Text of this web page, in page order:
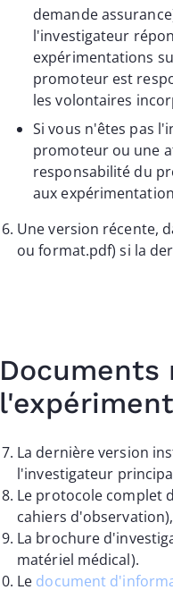
demande
l'investigateur
expérimentations
promoteur est
les volontaires
Si vous n'êtes pas
promoteur ou une
responsabilité du
aux
Une version récente,
ou format.pdf) si la
La dernière version
l'investigateur
Le protocole complet
cahiers
La brochure
matériel médical).
Le document